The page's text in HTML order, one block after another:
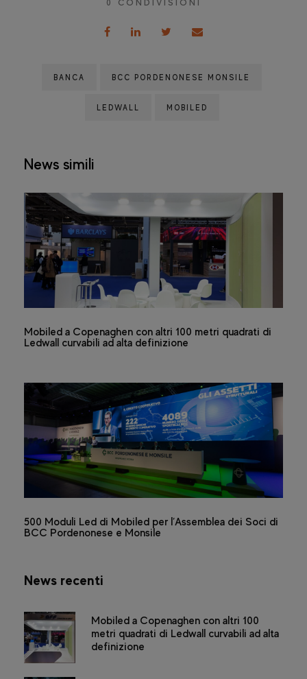
0 CONDIVISIONI
BANCA BCC PORDENONESE MONSILE
LEDWALL MOBILED
News simili
Mobiled a Copenaghen con altri 100 metri quadrati di
Ledwall curvabili ad alta definizione
500 Moduli Led di Mobiled per l’Assemblea dei Soci di
BCC Pordenonese e Monsile
News recenti
Mobiled a Copenaghen con altri 100
metri quadrati di Ledwall curvabili ad alta
definizione